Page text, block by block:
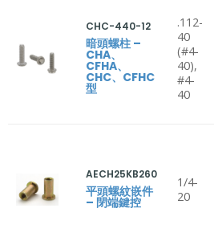
CHC-440-12
暗頭螺柱 –
CHA、
CFHA、
CHC、CFHC
型
.112-
40
(#4-
40),
#4-
40
AECH25KB260
平頭螺紋嵌件
– 閉端鍵控
1/4-
20